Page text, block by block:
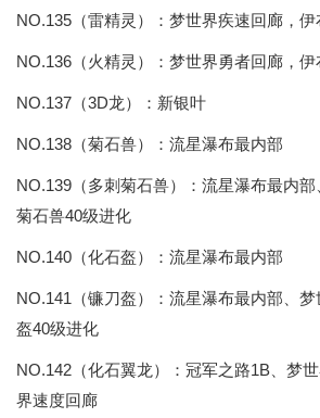
NO.135（雷精灵）：梦世界疾速回廊，
NO.136（火精灵）：梦世界勇者回廊，
NO.137（3D龙）：新银叶
NO.138（菊石兽）：流星瀑布最内部
NO.139（多刺菊石兽）：流星瀑布最内部
菊石兽40级进化
NO.140（化石盔）：流星瀑布最内部
NO.141（镰刀盔）：流星瀑布最内部、
盔40级进化
NO.142（化石翼龙）：冠军之路1B、梦
界速度回廊